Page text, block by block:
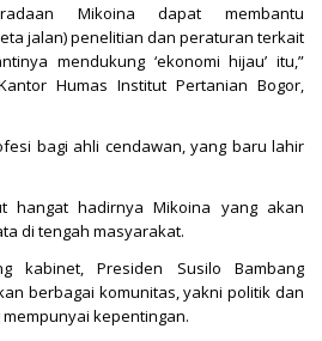
Mikoina dapat membantu
jalan) penelitian dan peraturan terkait
mendukung ‘ekonomi hijau’ itu,”
Humas Institut Pertanian Bogor,
bagi ahli cendawan, yang baru lahir
hangat hadirnya Mikoina yang akan
di tengah masyarakat.
kabinet, Presiden Susilo Bambang
berbagai komunitas, yakni politik dan
kepentingan.